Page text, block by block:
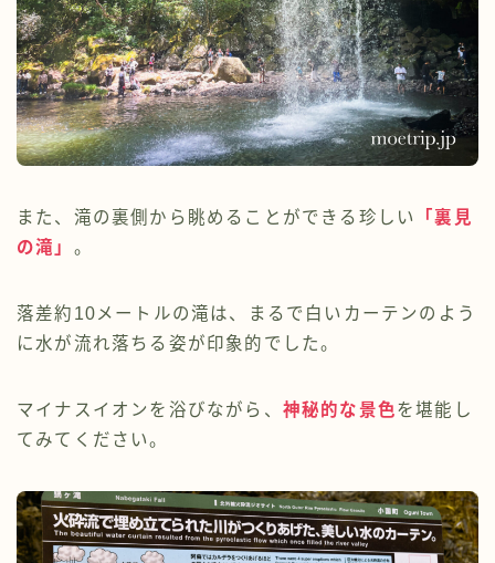
また、滝の裏側から眺めることができる珍しい
「裏見
の滝」 。
落差約10メートルの滝は、まるで白いカーテンのよう
に水が流れ落ちる姿が印象的でした。
マイナスイオンを浴びながら、 神秘的な景色を堪能し
てみてください。